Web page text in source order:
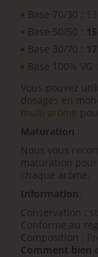
Base 70/30 : 13
Base 50/50 :
Base 30/70 :
Base 100% VG :
Vous pouvez
dosages en
multi arôme
Maturation
Nous vous
maturation
chaque arôme.
Information
Conservation :
Conforme au
Composition :
Comment bien